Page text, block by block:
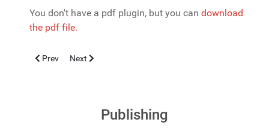
You don't have a pdf plugin, but you can download
the pdf file.
Previous article: Lebanon, 1920-2020 one hundred years since
Prev Next article: Infezioni virali emergenti e riemergenti
Next
Publishing